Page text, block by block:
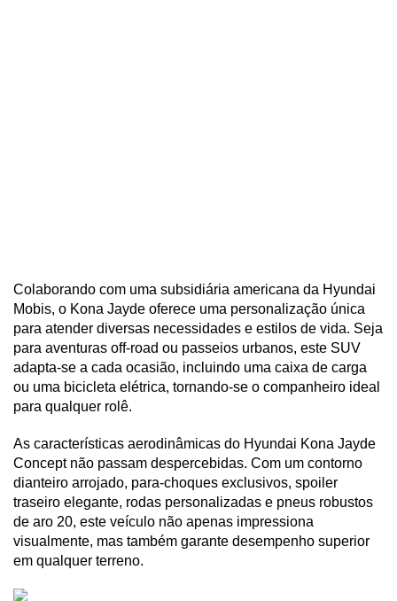
Colaborando com uma subsidiária americana da Hyundai
Mobis, o Kona Jayde oferece uma personalização única
para atender diversas necessidades e estilos de vida. Seja
para aventuras off-road ou passeios urbanos, este SUV
adapta-se a cada ocasião, incluindo uma caixa de carga
ou uma bicicleta elétrica, tornando-se o companheiro ideal
para qualquer rolê.
As características aerodinâmicas do Hyundai Kona Jayde
Concept não passam despercebidas. Com um contorno
dianteiro arrojado, para-choques exclusivos, spoiler
traseiro elegante, rodas personalizadas e pneus robustos
de aro 20, este veículo não apenas impressiona
visualmente, mas também garante desempenho superior
em qualquer terreno.